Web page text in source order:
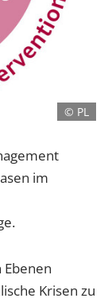
© PL
im
Krisen zu